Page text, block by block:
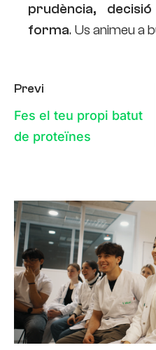
prudència,
forma. Us animeu a
Previ
Fes el teu propi batut
de proteïnes